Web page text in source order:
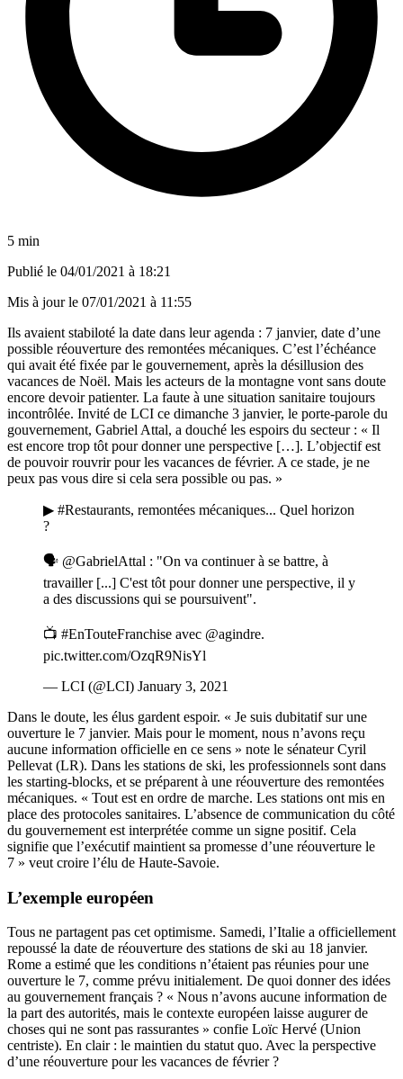
5 min
Publié le 04/01/2021 à 18:21
Mis à jour le 07/01/2021 à 11:55
Ils avaient stabiloté la date dans leur agenda : 7 janvier, date d’une
possible réouverture des remontées mécaniques. C’est l’échéance
qui avait été fixée par le gouvernement, après la désillusion des
vacances de Noël. Mais les acteurs de la montagne vont sans doute
encore devoir patienter. La faute à une situation sanitaire toujours
incontrôlée. Invité de LCI ce dimanche 3 janvier, le porte-parole du
gouvernement, Gabriel Attal, a douché les espoirs du secteur : « Il
est encore trop tôt pour donner une perspective […]. L’objectif est
de pouvoir rouvrir pour les vacances de février. A ce stade, je ne
peux pas vous dire si cela sera possible ou pas. »
▶ #Restaurants, remontées mécaniques... Quel horizon
?
🗣 @GabrielAttal : "On va continuer à se battre, à
travailler [...] C'est tôt pour donner une perspective, il y
a des discussions qui se poursuivent".
📺 #EnTouteFranchise avec @agindre.
pic.twitter.com/OzqR9NisYl
— LCI (@LCI) January 3, 2021
Dans le doute, les élus gardent espoir. « Je suis dubitatif sur une
ouverture le 7 janvier. Mais pour le moment, nous n’avons reçu
aucune information officielle en ce sens » note le sénateur Cyril
Pellevat (LR). Dans les stations de ski, les professionnels sont dans
les starting-blocks, et se préparent à une réouverture des remontées
mécaniques. « Tout est en ordre de marche. Les stations ont mis en
place des protocoles sanitaires. L’absence de communication du côté
du gouvernement est interprétée comme un signe positif. Cela
signifie que l’exécutif maintient sa promesse d’une réouverture le
7 » veut croire l’élu de Haute-Savoie.
L’exemple européen
Tous ne partagent pas cet optimisme. Samedi, l’Italie a officiellement
repoussé la date de réouverture des stations de ski au 18 janvier.
Rome a estimé que les conditions n’étaient pas réunies pour une
ouverture le 7, comme prévu initialement. De quoi donner des idées
au gouvernement français ? « Nous n’avons aucune information de
la part des autorités, mais le contexte européen laisse augurer de
choses qui ne sont pas rassurantes » confie Loïc Hervé (Union
centriste). En clair : le maintien du statut quo. Avec la perspective
d’une réouverture pour les vacances de février ?